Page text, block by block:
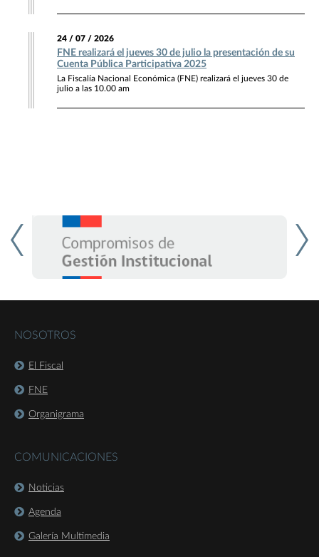
24 / 07 / 2026
FNE realizará el jueves 30 de julio la presentación de su
Cuenta Pública Participativa 2025
La Fiscalía Nacional Económica (FNE) realizará el jueves 30 de
julio a las 10.00 am
NOSOTROS
El Fiscal
FNE
Organigrama
COMUNICACIONES
Noticias
Agenda
Galería Multimedia